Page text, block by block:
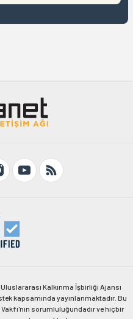
Kalkınma İşbirliği Ajansı
kapsamında yayınlanmaktadır. Bu
sorumluluğundadır ve hiçbir